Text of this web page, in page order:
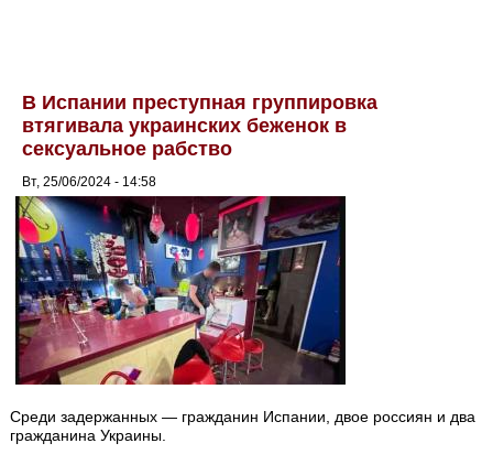
В Испании преступная группировка
втягивала украинских беженок в
сексуальное рабство
Вт, 25/06/2024 - 14:58
Среди задержанных — гражданин Испании, двое россиян и два
гражданина Украины.